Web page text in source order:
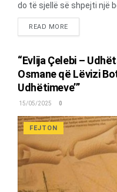
do të sjellë së shpejti një
jetën e këtij intelektuali
një bisede, ajo na zbulon
e, sendeve personale.
letërkëmbime të Sotir
Kokalari dhe mikun e tij,
paraqitjen e plotë të
megjithatë një
Gabrielle D’Anuncios,
READ MOREDETAILS
“Evlija Çelebi –
Osmane që Lëvizi
Udhëtimeve’”
15/05/2025 0
FEJTON